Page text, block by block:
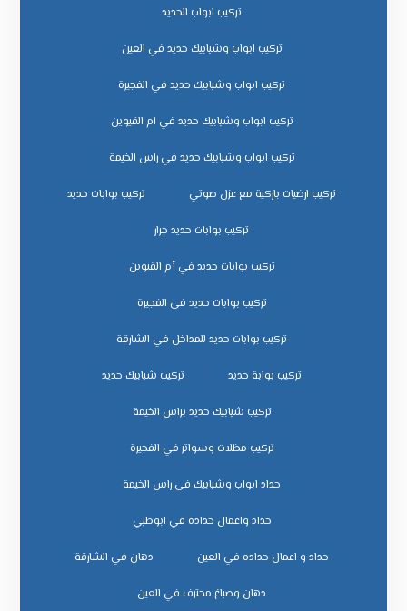
تركيب ابواب الحديد
تركيب ابواب وشبابيك حديد في العين
تركيب ابواب وشبابيك حديد في الفجيرة
تركيب ابواب وشبابيك حديد في ام القيوين
تركيب ابواب وشبابيك حديد في راس الخيمة
تركيب ارضيات باركية مع عزل صوتي تركيب بوابات حديد
تركيب بوابات حديد جرار
تركيب بوابات حديد في أم القيوين
تركيب بوابات حديد في الفجيرة
تركيب بوابات حديد للمداخل في الشارقة
تركيب بوابة حديد تركيب شبابيك حديد
تركيب شبابيك حديد براس الخيمة
تركيب مظلات وسواتر في الفجيرة
حداد ابواب وشبابيك فى راس الخيمة
حداد واعمال حدادة في ابوظبي
حداد و اعمال حداده في العين دهان في الشارقة
دهان وصباغ محترف في العين